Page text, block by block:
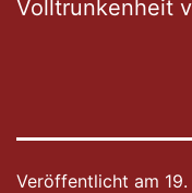
Volltrunkenheit
Veröffentlicht am